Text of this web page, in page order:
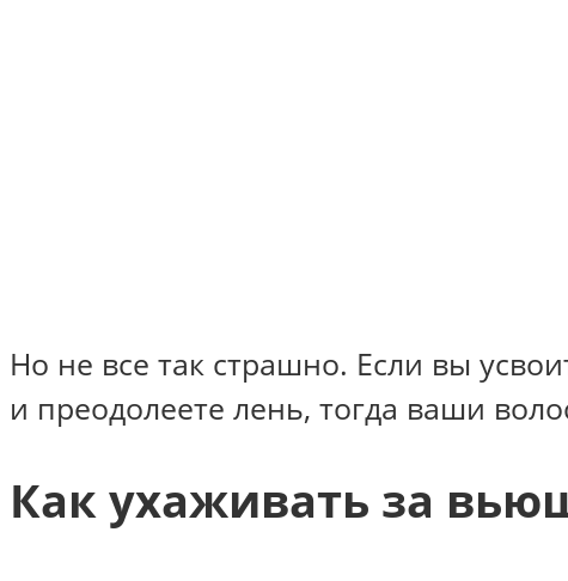
Но не все так страшно. Если вы
и преодолеете лень, тогда ваши
Как ухаживать за